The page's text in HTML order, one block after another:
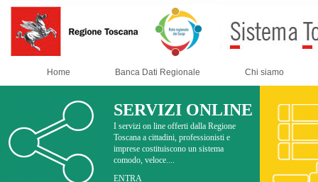
Home Banca Dati Regionale Chi siamo
SERVIZI ONLINE
I servizi on line offerti dalla Regione
Toscana a cittadini, professionisti e
imprese costituiscono un sistema
comodo, veloce....
ENTRA